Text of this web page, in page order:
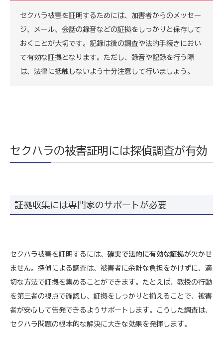
セクハラ被害を証明するためには、加害者からのメッセー
ジ、メール、会話の録音などの証拠をしっかりと保存して
おくことが大切です。記録は後の調査や法的手続きにおい
て有効な証拠となります。ただし、録音や記録を行う際
は、法律に抵触しないよう十分注意して行いましょう。
セクハラの被害証明には探偵調査が有効
証拠収集には専門家のサポートが必要
セクハラ被害を証明するには、確実で法的に有効な証拠が欠かせ
ません。探偵による調査は、被害者に余計な負担をかけずに、適
切な方法で証拠を集めることができます。たとえば、教授の行動
を第三者の視点で確認し、証拠をしっかりと揃えることで、被害
者が安心して告発できるようサポートします。こうした調査は、
セクハラ問題の根本的な解決に大きな効果を発揮します。